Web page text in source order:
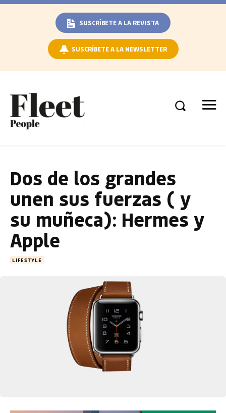
SUSCRÍBETE A LA REVISTA
SUSCRÍBETE A LA NEWSLETTER
Dos de los grandes
unen sus fuerzas ( y
su muñeca): Hermes y
Apple
LIFESTYLE